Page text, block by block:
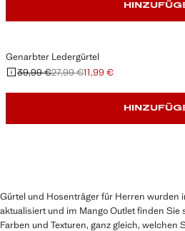
Genarbter Ledergürtel
Ausgangspreis durchgestrichen [39,99 € ]
39,99 €
Zweiter Preis durchgestrichen [27,99 € ]
27,99 €
Aktueller Preis [11,99 € ]
11,99 €
Gürtel und Hosenträger für Herren wurden
aktualisiert und im Mango Outlet finden Sie
Farben und Texturen, ganz gleich, welchen